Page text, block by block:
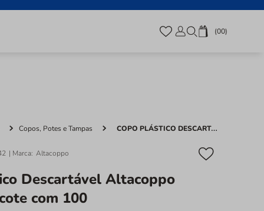
00
Copos, Potes e Tampas COPO PLÁSTICO DESCARTÁVEL ALTACOPPO 180ML - PACOTE COM 100
Altacoppo
Descartável Altacoppo
com 100